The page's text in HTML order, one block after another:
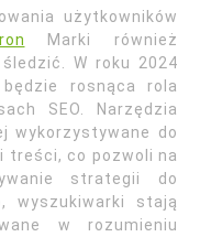
użytkowników
Marki również
W roku 2024
rosnąca rola
SEO. Narzędzia
wykorzystywane do
treści, co pozwoli na
strategii do
wyszukiwarki stają
w rozumieniu